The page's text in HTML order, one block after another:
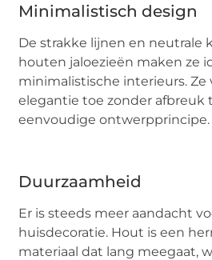
Minimalistisch design
De strakke lijnen en neutrale
houten jaloezieën maken ze
minimalistische interieurs. Ze
elegantie toe zonder afbreuk
eenvoudige ontwerpprincipe.
Duurzaamheid
Er is steeds meer aandacht
huisdecoratie. Hout is een
materiaal dat lang meegaat,